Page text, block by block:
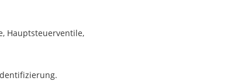
Hauptsteuerventile,